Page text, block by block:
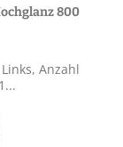
800
Anzahl